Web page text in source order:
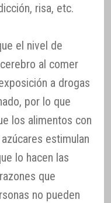
risa, etc.
el nivel de
al comer
a drogas
por lo que
los alimentos con
estimulan
lo hacen las
que
no pueden